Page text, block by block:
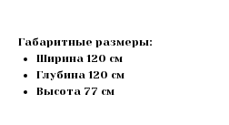
Габаритные размеры:
Ширина 120 см
Глубина 120 см
Высота 77 cм